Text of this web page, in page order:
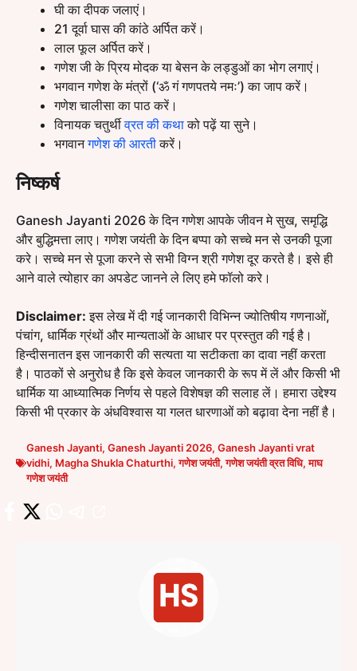
घी का दीपक जलाएं।
21 दूर्वा घास की कांठे अर्पित करें।
लाल फूल अर्पित करें।
गणेश जी के प्रिय मोदक या बेसन के लड्डुओं का भोग लगाएं।
भगवान गणेश के मंत्रों (‘ॐ गं गणपतये नमः’) का जाप करें।
गणेश चालीसा का पाठ करें।
विनायक चतुर्थीव्रत की कथाको पढ़ें या सुने।
भगवानगणेश की आरतीकरें।
निष्कर्ष
Ganesh Jayanti 2026 के दिन गणेश आपके जीवन मे सुख, समृद्धि
और बुद्धिमत्ता लाए। गणेश जयंती के दिन बप्पा को सच्चे मन से उनकी पूजा
करे। सच्चे मन से पूजा करने से सभी विग्न श्री गणेश दूर करते है। इसे ही
आने वाले त्योहार का अपडेट जानने ले लिए हमे फॉलो करे।
Disclaimer: इस लेख में दी गई जानकारी विभिन्न ज्योतिषीय गणनाओं,
पंचांग, धार्मिक ग्रंथों और मान्यताओं के आधार पर प्रस्तुत की गई है।
हिन्दीसनातन इस जानकारी की सत्यता या सटीकता का दावा नहीं करता
है। पाठकों से अनुरोध है कि इसे केवल जानकारी के रूप में लें और किसी भी
धार्मिक या आध्यात्मिक निर्णय से पहले विशेषज्ञ की सलाह लें। हमारा उद्देश्य
किसी भी प्रकार के अंधविश्वास या गलत धारणाओं को बढ़ावा देना नहीं है।
Ganesh Jayanti, Ganesh Jayanti 2026, Ganesh Jayanti vrat
vidhi, Magha Shukla Chaturthi,गणेश जयंती,गणेश जयंती व्रत विधि,माघ
गणेश जयंती